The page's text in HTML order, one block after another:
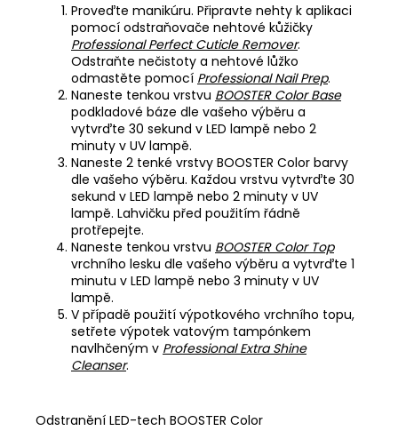
Proveďte manikúru. Připravte nehty k aplikaci
pomocí odstraňovače nehtové kůžičky
Professional Perfect Cuticle Remover.
Odstraňte nečistoty a nehtové lůžko
odmastěte pomocí Professional Nail Prep.
Naneste tenkou vrstvu BOOSTER Color Base
podkladové báze dle vašeho výběru a
vytvrďte 30 sekund v LED lampě nebo 2
minuty v UV lampě.
Naneste 2 tenké vrstvy BOOSTER Color barvy
dle vašeho výběru. Každou vrstvu vytvrďte 30
sekund v LED lampě nebo 2 minuty v UV
lampě. Lahvičku před použitím řádně
protřepejte.
Naneste tenkou vrstvu BOOSTER Color Top
vrchního lesku dle vašeho výběru a vytvrďte 1
minutu v LED lampě nebo 3 minuty v UV
lampě.
V případě použití výpotkového vrchního topu,
setřete výpotek vatovým tampónkem
navlhčeným v Professional Extra Shine
Cleanser.
Odstranění LED-tech BOOSTER Color